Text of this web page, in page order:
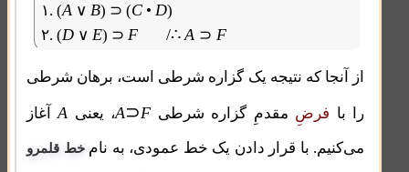
۱. (A ∨ B) ⊃ (C •D)
۲. (D ∨ E) ⊃ F /∴ A ⊃ F
از آنجا که نتیجه یک گزاره شرطی است، برهان شرطی
را با فرضِ مقدمِ گزاره شرطی A⊃F ، یعنی Aآغاز
می‌کنیم. با قرار دادن یک خط عمودی، به نامخط قلمرو